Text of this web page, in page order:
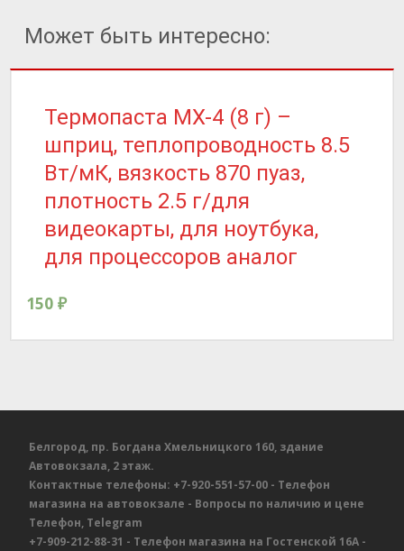
Может быть интересно:
Термопаста MX-4 (8 г) –
шприц, теплопроводность 8.5
Вт/мК, вязкость 870 пуаз,
плотность 2.5 г/для
видеокарты, для ноутбука,
для процессоров аналог
150 ₽
Белгород, пр. Богдана Хмельницкого 160, здание
Автовокзала, 2 этаж.
Контактные телефоны: +7-920-551-57-00 - Телефон
магазина на автовокзале - Вопросы по наличию и цене
Телефон, Telegram
+7-909-212-88-31 - Телефон магазина на Гостенской 16А -